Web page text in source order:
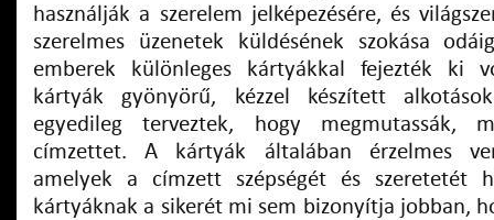
használják a szerelem jelképezésére, és
szerelmes üzenetek küldésének szokása
emberek különleges kártyákkal fejezték ki
kártyák gyönyörű, kézzel készített
egyedileg terveztek, hogy megmutassák,
címzettet. A kártyák általában érzelmes
amelyek a címzett szépségét és szeretetét
kártyáknak a sikerét mi sem bizonyítja jobban,